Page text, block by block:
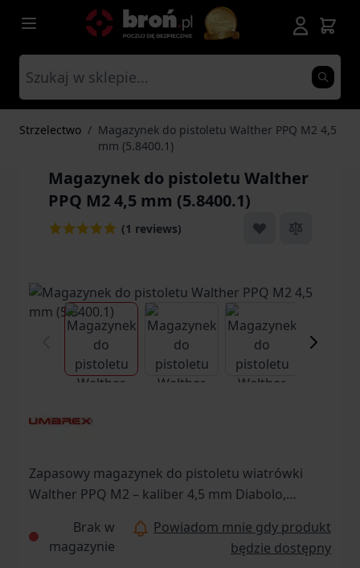
Przejdź do treści
Strzelectwo / Magazynek do pistoletu Walther PPQ M2 4,5
mm (5.8400.1)
Magazynek do pistoletu Walther
PPQ M2 4,5 mm (5.8400.1)
(1 reviews)
View larger imageView larger image
Zapasowy magazynek do pistoletu wiatrówki
Walther PPQ M2 – kaliber 4,5 mm Diabolo,
Brak w
magazynie
Powiadom mnie gdy produkt
będzie dostępny